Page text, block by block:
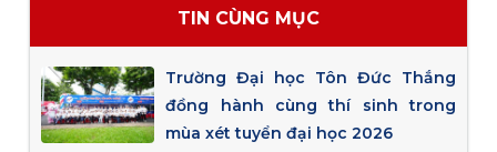
TIN CÙNG MỤC
Trường Đại học Tôn Đức Thắng
đồng hành cùng thí sinh trong
mùa xét tuyển đại học 2026